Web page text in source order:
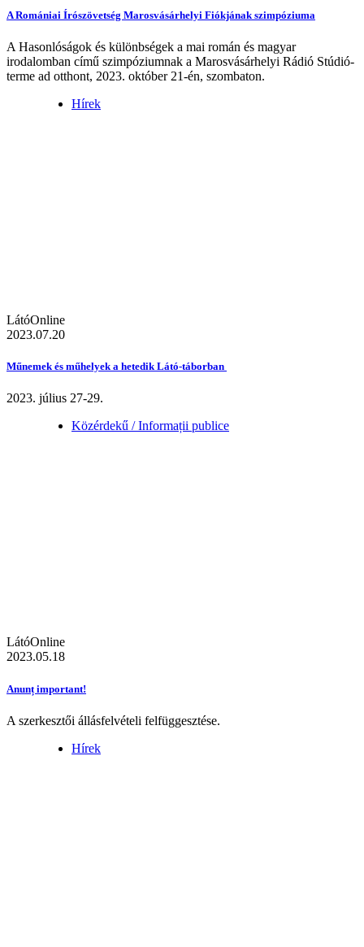
A Romániai Írószövetség Marosvásárhelyi Fiókjának szimpóziuma
A Hasonlóságok és különbségek a mai román és magyar
irodalomban című szimpóziumnak a Marosvásárhelyi Rádió Stúdió-
terme ad otthont, 2023. október 21-én, szombaton.
Hírek
LátóOnline
2023.07.20
Műnemek és műhelyek a hetedik Látó-táborban
2023. július 27-29.
Közérdekű / Informații publice
LátóOnline
2023.05.18
Anunț important!
A szerkesztői állásfelvételi felfüggesztése.
Hírek